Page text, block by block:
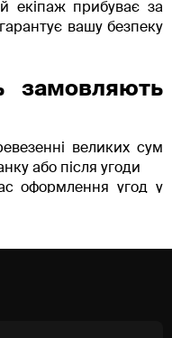
екіпаж прибуває за
вашу безпеку
замовляють
великих сум
або після угоди
оформлення угод у
грошей та цінних